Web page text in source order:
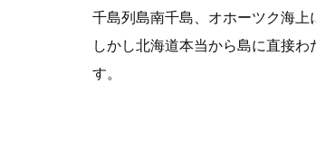
千島列島南千島、オホーツク海上
しかし北海道本当から島に直接
す。